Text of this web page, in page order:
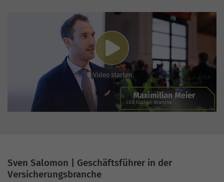
Sven Salomon | Geschäftsführer in der
Versicherungsbranche